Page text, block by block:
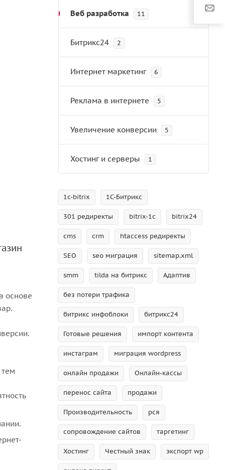
основе
Веб разработка 11
Битрикс24 2
Интернет маркетинг 6
Реклама в интернете 5
Увеличение конверсии 5
Хостинг и серверы 1
1c-bitrix 1С-Битрикс
301 редиректы bitrix-1c bitrix24
cms crm htaccess редиректы
SEO seo миграция sitemap.xml
smm tilda на битрикс Адаптив
без потери трафика
битрикс инфоблоки битрикс24
Готовые решения импорт контента
инстаграм миграция wordpress
онлайн продажи Онлайн-кассы
перенос сайта продажи
Производительность рся
сопровождение сайтов таргетинг
Хостинг Честный знак экспорт wp